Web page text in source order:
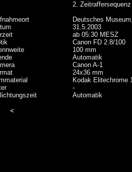
2.
Deutsches
31.5.2003
ab 05:30 MESZ
Canon FD 2.8/100
100 mm
Automatik
Canon A-1
24x36 mm
Kodak Elitechrome
-
Automatik
<